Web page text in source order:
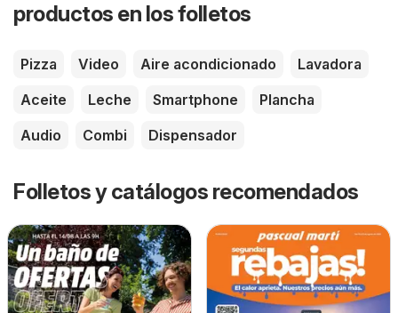
productos en los folletos
Pizza Video Aire acondicionado
Lavadora
Aceite
Leche Smartphone
Plancha
Audio
Combi Dispensador
Folletos y catálogos recomendados